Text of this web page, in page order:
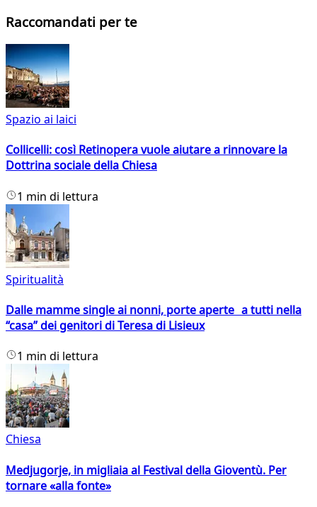
Raccomandati per te
Spazio ai laici
Collicelli: così Retinopera vuole aiutare a rinnovare la
Dottrina sociale della Chiesa
1 min di lettura
Spiritualità
Dalle mamme single ai nonni, porte aperte a tutti nella
“casa” dei genitori di Teresa di Lisieux
1 min di lettura
Chiesa
Medjugorje, in migliaia al Festival della Gioventù. Per
tornare «alla fonte»